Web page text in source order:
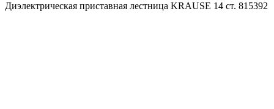
Диэлектрическая приставная лестница KRAUSE 14 ст. 815392